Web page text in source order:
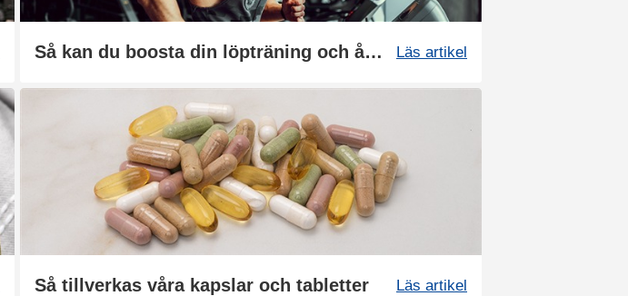
Så kan du boosta din löpträning och återhämtning med kosttillskott Läs artikel
Så tillverkas våra kapslar och tabletter Läs artikel